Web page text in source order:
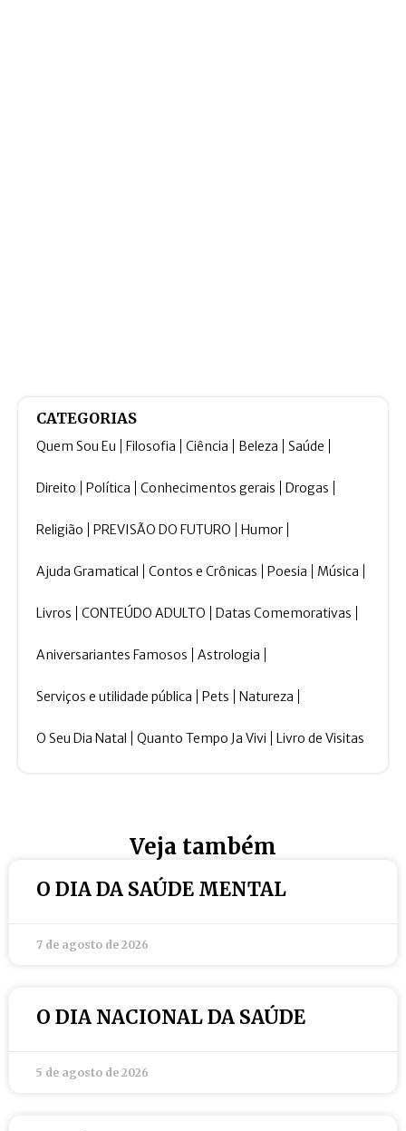
CATEGORIAS
Quem Sou Eu Filosofia Ciência Beleza Saúde
Direito Política Conhecimentos gerais Drogas
Religião PREVISÃO DO FUTURO Humor
Ajuda Gramatical Contos e Crônicas Poesia Música
Livros CONTEÚDO ADULTO Datas Comemorativas
Aniversariantes Famosos Astrologia
Serviços e utilidade pública Pets Natureza
O Seu Dia Natal Quanto Tempo Ja Vivi Livro de Visitas
Veja também
O DIA DA SAÚDE MENTAL
7 de agosto de 2026
O DIA NACIONAL DA SAÚDE
5 de agosto de 2026